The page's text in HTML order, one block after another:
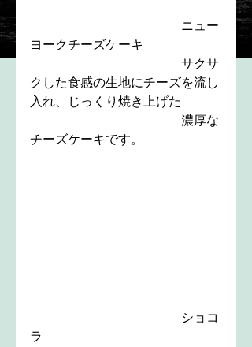
ニュー
ヨークチーズケーキ
サクサ
クした食感の生地にチーズを流し
入れ、じっくり焼き上げた
濃厚な
チーズケーキです。
ショコ
ラ